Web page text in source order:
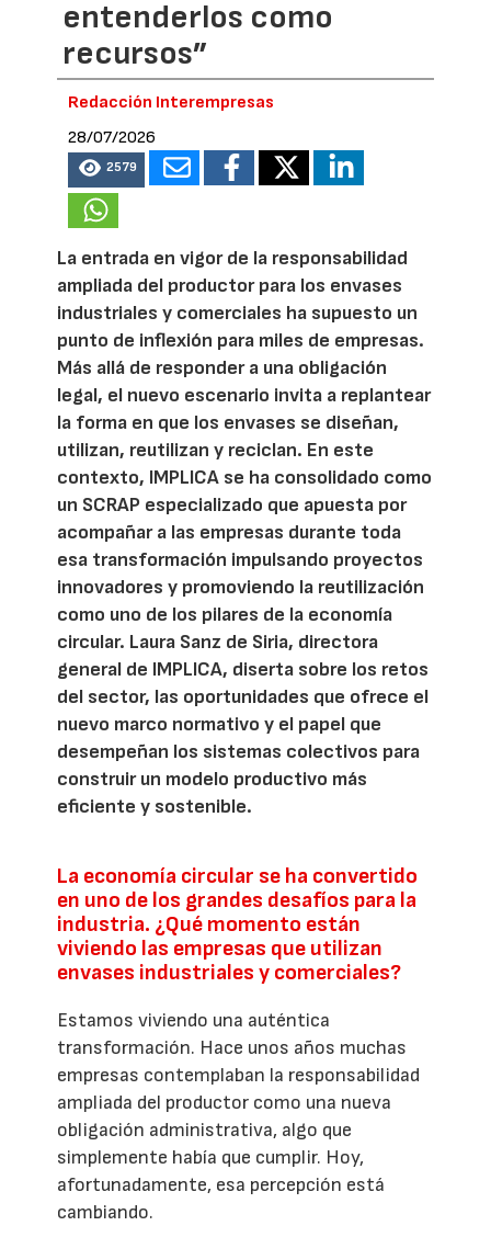
entenderlos como
recursos”
Redacción Interempresas
28/07/2026
2579
La entrada en vigor de la responsabilidad
ampliada del productor para los envases
industriales y comerciales ha supuesto un
punto de inflexión para miles de empresas.
Más allá de responder a una obligación
legal, el nuevo escenario invita a replantear
la forma en que los envases se diseñan,
utilizan, reutilizan y reciclan. En este
contexto, IMPLICA se ha consolidado como
un SCRAP especializado que apuesta por
acompañar a las empresas durante toda
esa transformación impulsando proyectos
innovadores y promoviendo la reutilización
como uno de los pilares de la economía
circular. Laura Sanz de Siria, directora
general de IMPLICA, diserta sobre los retos
del sector, las oportunidades que ofrece el
nuevo marco normativo y el papel que
desempeñan los sistemas colectivos para
construir un modelo productivo más
eficiente y sostenible.
La economía circular se ha convertido
en uno de los grandes desafíos para la
industria. ¿Qué momento están
viviendo las empresas que utilizan
envases industriales y comerciales?
Estamos viviendo una auténtica
transformación. Hace unos años muchas
empresas contemplaban la responsabilidad
ampliada del productor como una nueva
obligación administrativa, algo que
simplemente había que cumplir. Hoy,
afortunadamente, esa percepción está
cambiando.